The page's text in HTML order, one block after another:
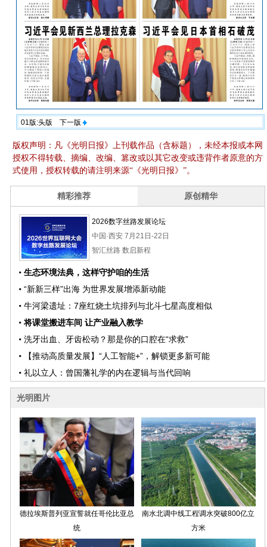
01版:头版 下一版
版权声明：凡《光明日报》上刊载作品（含标题），未经本报或本网
授权不得转载、摘编、改编、篡改或以其它改变或违背作者原意的方
式使用，授权转载的请注明来源“《光明日报》”。